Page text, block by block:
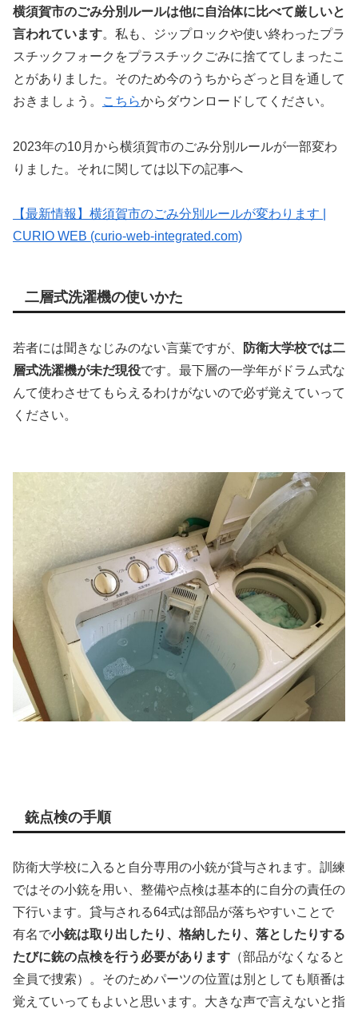
横須賀市のごみ分別ルールは他に自治体に比べて厳しいと
言われています。私も、ジップロックや使い終わったプラ
スチックフォークをプラスチックごみに捨ててしまったこ
とがありました。そのため今のうちからざっと目を通して
おきましょう。
こちらからダウンロードしてください。
2023年の10月から横須賀市のごみ分別ルールが一部変わ
りました。それに関しては以下の記事へ
【最新情報】横須賀市のごみ分別ルールが変わります |
CURIO WEB (curio-web-integrated.com)
二層式洗濯機の使いかた
若者には聞きなじみのない言葉ですが、
防衛大学校では二
層式洗濯機が未だ現役です。最下層の一学年がドラム式な
んて使わさせてもらえるわけがないので必ず覚えていって
ください。
銃点検の手順
防衛大学校に入ると自分専用の小銃が貸与されます。訓練
ではその小銃を用い、整備や点検は基本的に自分の責任の
下行います。貸与される64式は部品が落ちやすいことで
有名で小銃は取り出したり、格納したり、落としたりする
たびに銃の点検を行う必要があります （部品がなくなると
全員で捜索）。そのためパーツの位置は別としても順番は
覚えていってもよいと思います。大きな声で言えないと指